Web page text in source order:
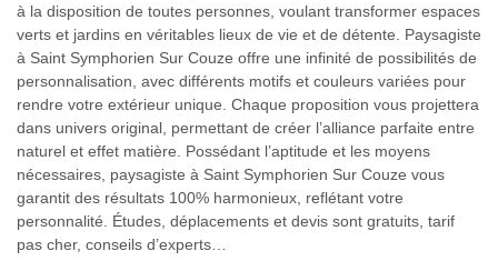
à la disposition de toutes personnes, voulant transformer espaces
verts et jardins en véritables lieux de vie et de détente. Paysagiste
à Saint Symphorien Sur Couze offre une infinité de possibilités de
personnalisation, avec différents motifs et couleurs variées pour
rendre votre extérieur unique. Chaque proposition vous projettera
dans univers original, permettant de créer l’alliance parfaite entre
naturel et effet matière. Possédant l’aptitude et les moyens
nécessaires, paysagiste à Saint Symphorien Sur Couze vous
garantit des résultats 100% harmonieux, reflétant votre
personnalité. Études, déplacements et devis sont gratuits, tarif
pas cher, conseils d’experts…